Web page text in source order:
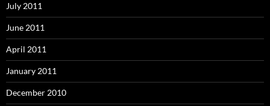
July 2011
June 2011
April 2011
January 2011
December 2010